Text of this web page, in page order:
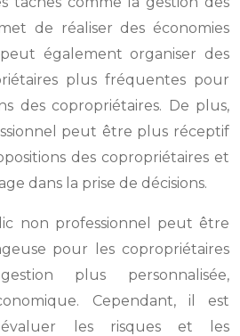
de réaliser des économies
également organiser des
plus fréquentes pour
des copropriétaires. De plus,
peut être plus réceptif
des copropriétaires et
dans la prise de décisions.
non professionnel peut être
pour les copropriétaires
plus personnalisée,
Cependant, il est
les risques et les